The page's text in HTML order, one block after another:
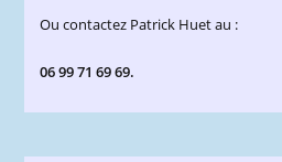
Ou contactez Patrick Huet au :
06 99 71 69 69.